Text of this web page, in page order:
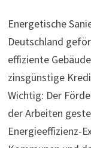
Energetische
Deutschland
effiziente
zinsgünstige
Wichtig: Der
der Arbeiten
Energieeffizienz-